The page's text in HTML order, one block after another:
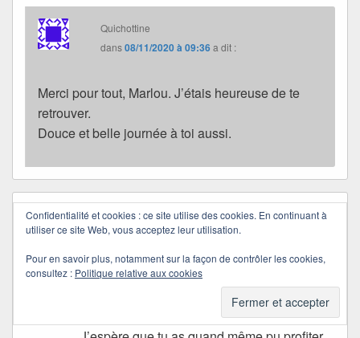
Quichottine
dans08/11/2020 à 09:36a dit :
Merci pour tout, Marlou. J’étais heureuse de te
retrouver.
Douce et belle journée à toi aussi.
Emmanuelle dans03/11/2020 à 12:48a dit :
Bonjour Quichottine,
merci pour cette belle photo. Je rejoins les
commentaires pour dire que chaque rayon
de soleil est à mettre à l’honneur, en
particulier en ce moment !
Confidentialité et cookies : ce site utilise des cookies. En continuant à
utiliser ce site Web, vous acceptez leur utilisation.
Pour en savoir plus, notamment sur la façon de contrôler les cookies,
consultez : Politique relative aux cookies